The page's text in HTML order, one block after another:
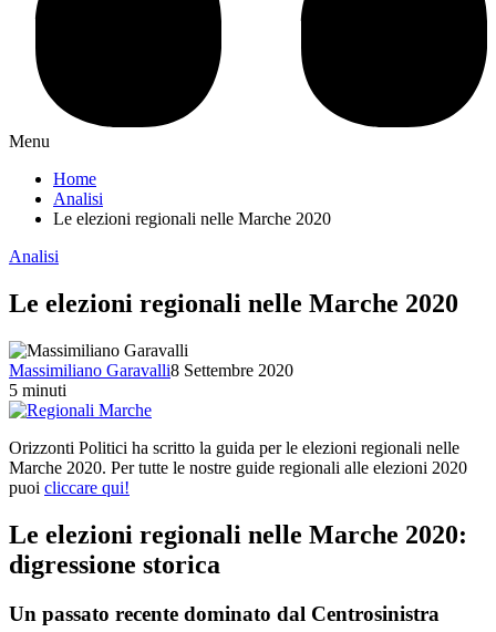
Menu
Home
Analisi
Le elezioni regionali nelle Marche 2020
Analisi
Le elezioni regionali nelle Marche 2020
Massimiliano Garavalli8 Settembre 2020
5 minuti